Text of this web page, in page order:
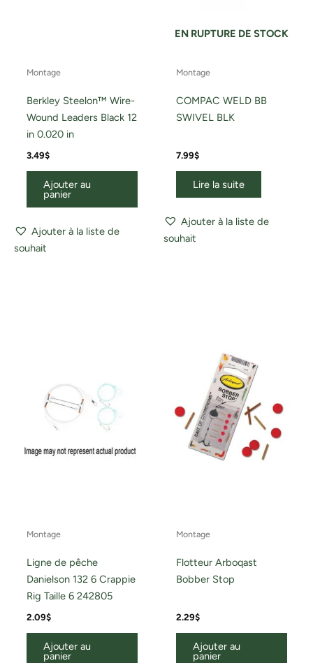
Montage
Berkley Steelon™ Wire-
Wound Leaders Black 12
in 0.020 in
3.49$
Ajouter au
panier
Ajouter à la liste de
souhait
EN RUPTURE DE STOCK
Montage
COMPAC WELD BB
SWIVEL BLK
7.99$
Lire la suite
Ajouter à la liste de
souhait
Montage
Ligne de pêche
Danielson 132 6 Crappie
Rig Taille 6 242805
2.09$
Ajouter au
panier
Montage
Flotteur Arboqast
Bobber Stop
2.29$
Ajouter au
panier